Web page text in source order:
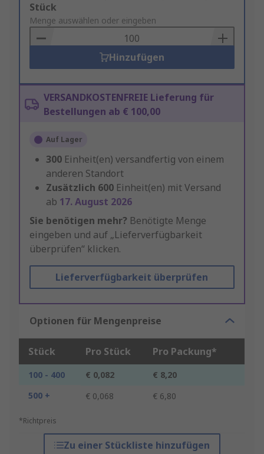
Add
to
Basket
Stück
Menge auswählen oder eingeben
Hinzufügen
VERSANDKOSTENFREIE Lieferung für
Bestellungen ab € 100,00
Auf Lager
300 Einheit(en) versandfertig von einem
anderen Standort
Zusätzlich 600 Einheit(en) mit Versand
ab 17. August 2026
Sie benötigen mehr? Benötigte Menge
eingeben und auf „Lieferverfügbarkeit
überprüfen“ klicken.
Lieferverfügbarkeit überprüfen
Optionen für Mengenpreise
Stück Pro Stück Pro Packung*
100 - 400 € 0,082
€ 8,20
500 +
€ 0,068 € 6,80
*Richtpreis
Zu einer Stückliste hinzufügen